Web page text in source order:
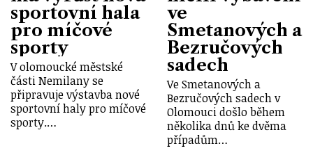
sportovní hala
pro míčové
sporty
V olomoucké městské
části Nemilany se
připravuje výstavba nové
sportovní haly pro míčové
sporty.…
ve
Smetanových a
Bezručových
sadech
Ve Smetanových a
Bezručových sadech v
Olomouci došlo během
několika dnů ke dvěma
případům…